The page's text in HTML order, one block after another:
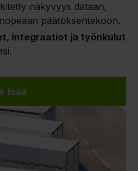
näkyvyys dataan,
päätöksentekoon.
integraatiot ja työnkulut
lisää